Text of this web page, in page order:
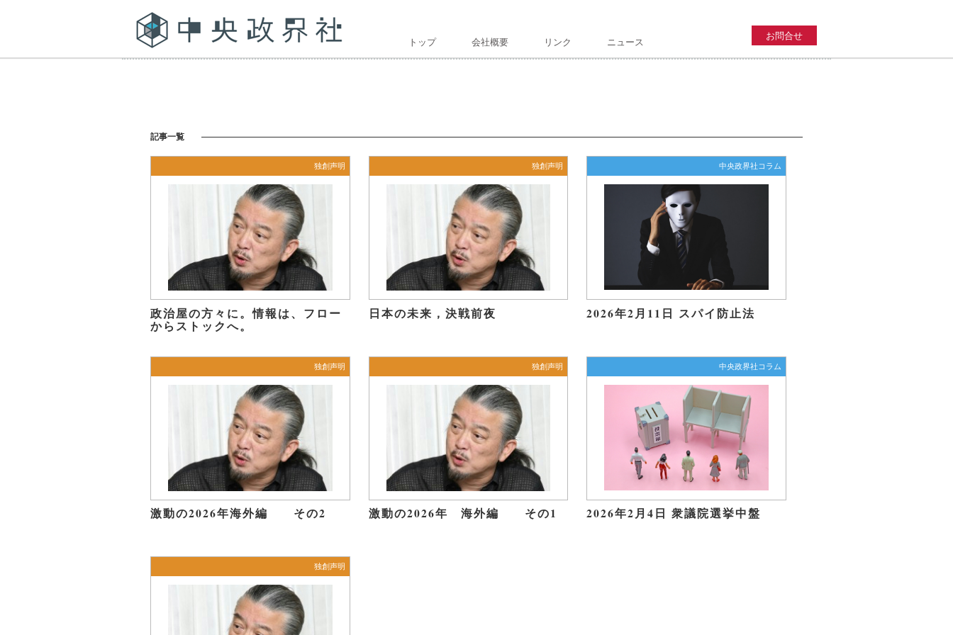
トップ 会社概要 リンク ニュース お問合せ
記事一覧
独創声明
政治屋の方々に。情報は、フロー
からストックへ。
独創声明
日本の未来，決戦前夜
中央政界社コラム
2026年2月11日 スパイ防止法
独創声明
激動の2026年海外編 その2
独創声明
激動の2026年 海外編 その1
中央政界社コラム
2026年2月4日 衆議院選挙中盤
独創声明